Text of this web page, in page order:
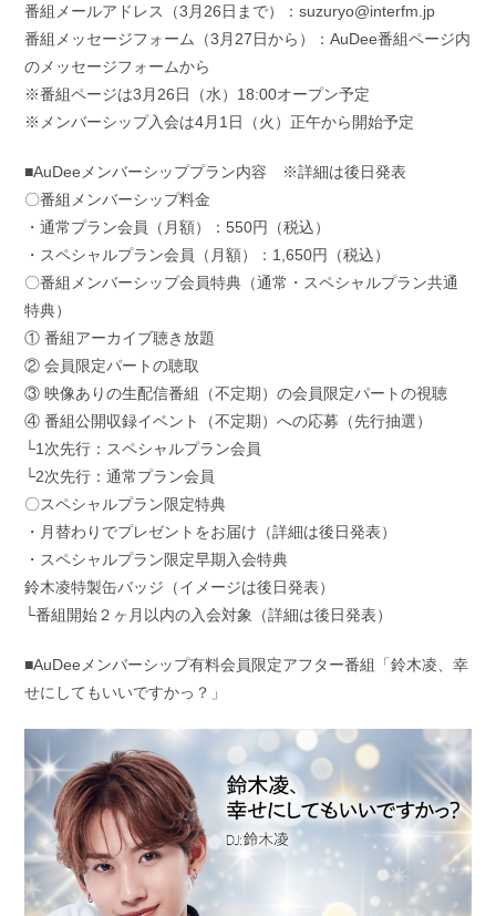
番組メールアドレス（3月26日まで）：suzuryo@interfm.jp
番組メッセージフォーム（3月27日から）：AuDee番組ページ内
のメッセージフォームから
※番組ページは3月26日（水）18:00オープン予定
※メンバーシップ入会は4月1日（火）正午から開始予定
■AuDeeメンバーシッププラン内容 ※詳細は後日発表
〇番組メンバーシップ料金
・通常プラン会員（月額）：550円（税込）
・スペシャルプラン会員（月額）：1,650円（税込）
〇番組メンバーシップ会員特典（通常・スペシャルプラン共通
特典）
① 番組アーカイブ聴き放題
② 会員限定パートの聴取
③ 映像ありの生配信番組（不定期）の会員限定パートの視聴
④ 番組公開収録イベント（不定期）への応募（先行抽選）
└1次先行：スペシャルプラン会員
└2次先行：通常プラン会員
〇スペシャルプラン限定特典
・月替わりでプレゼントをお届け（詳細は後日発表）
・スペシャルプラン限定早期入会特典
鈴木凌特製缶バッジ（イメージは後日発表）
└番組開始２ヶ月以内の入会対象（詳細は後日発表）
■AuDeeメンバーシップ有料会員限定アフター番組「鈴木凌、幸
せにしてもいいですかっ？」